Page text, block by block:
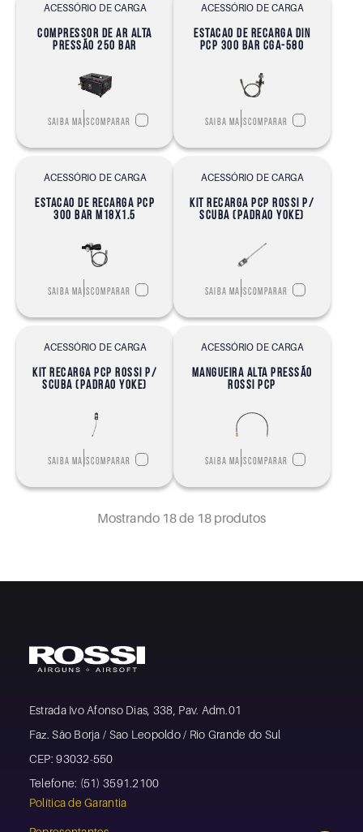
ACESSÓRIO DE CARGA
COMPRESSOR DE AR ALTA
PRESSÃO 250 BAR
Saiba maisComparar
ACESSÓRIO DE CARGA
ESTACAO DE RECARGA DIN
PCP 300 BAR CGA-580
Saiba maisComparar
ACESSÓRIO DE CARGA
ESTACAO DE RECARGA PCP
300 BAR M18X1.5
Saiba maisComparar
ACESSÓRIO DE CARGA
KIT RECARGA PCP ROSSI P/
SCUBA (PADRAO YOKE)
Saiba maisComparar
ACESSÓRIO DE CARGA
KIT RECARGA PCP ROSSI P/
SCUBA (PADRAO YOKE)
Saiba maisComparar
ACESSÓRIO DE CARGA
MANGUEIRA ALTA PRESSÃO
ROSSI PCP
Saiba maisComparar
Mostrando 18de 18 produtos
Estrada Ivo Afonso Dias, 338, Pav. Adm.01
Faz. São Borja / Sao Leopoldo / Rio Grande do Sul
CEP: 93032-550
Telefone: (51) 3591.2100
Política de Garantia